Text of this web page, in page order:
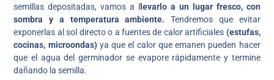
semillas depositadas, vamos a l
levarlo a un lugar fresco, con
sombra y a temperatura ambiente.Tendremos que evitar
exponerlas al sol directo o a fuentes de calor artificiales (estufas,
cocinas, microondas)ya que el calor que emanen pueden hacer
que el agua del germinador se evapore rápidamente y termine
dañando la semilla.